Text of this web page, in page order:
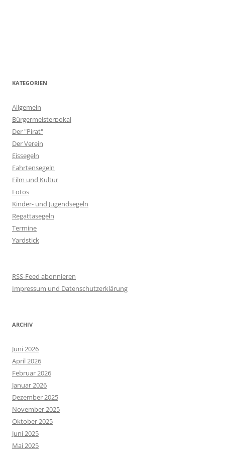
KATEGORIEN
Allgemein
Bürgermeisterpokal
Der "Pirat"
Der Verein
Eissegeln
Fahrtensegeln
Film und Kultur
Fotos
Kinder- und Jugendsegeln
Regattasegeln
Termine
Yardstick
RSS-Feed abonnieren
Impressum und Datenschutzerklärung
ARCHIV
Juni 2026
April 2026
Februar 2026
Januar 2026
Dezember 2025
November 2025
Oktober 2025
Juni 2025
Mai 2025